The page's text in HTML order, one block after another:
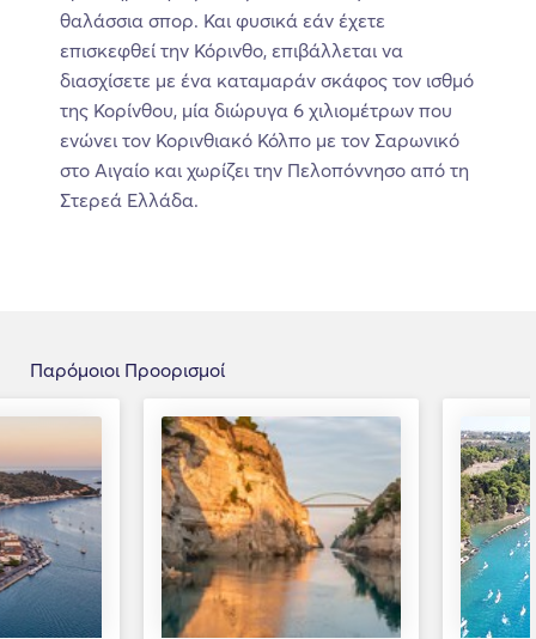
θαλάσσια σπορ. Και φυσικά εάν έχετε
επισκεφθεί την Κόρινθο, επιβάλλεται να
διασχίσετε με ένα καταμαράν σκάφος τον ισθμό
της Κορίνθου, μία διώρυγα 6 χιλιομέτρων που
ενώνει τον Κορινθιακό Κόλπο με τον Σαρωνικό
στο Αιγαίο και χωρίζει την Πελοπόννησο από τη
Στερεά Ελλάδα.
Παρόμοιοι Προορισμοί